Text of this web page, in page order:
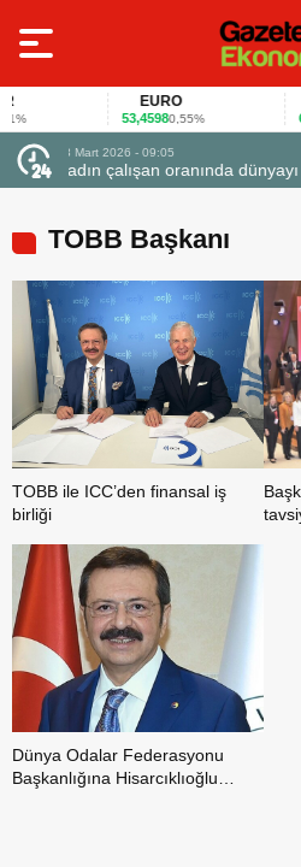
EURO
53,45980,55%
ödüle uçtu
23 Mart 2026 - 07:12
Firmalar gıda
TOBB Başkanı
TOBB ile ICC’den finansal iş
birliği
Dünya Odalar Federasyonu
Başkanlığına Hisarcıklıoğlu